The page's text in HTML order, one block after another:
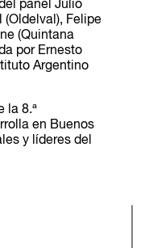
panel Julio
(Oldelval), Felipe
(Quintana
por Ernesto
Argentino
la 8.ª
en Buenos
y líderes del